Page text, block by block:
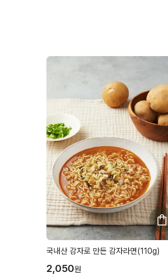
국내산 감자로 만든 감자라면(110g)
2,050원